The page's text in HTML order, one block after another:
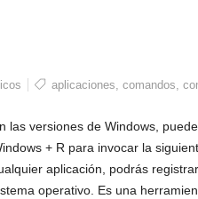
aplicaciones, comandos,
las versiones de Windows,
+ R para invocar la
aplicación, podrás
operativo. Es una